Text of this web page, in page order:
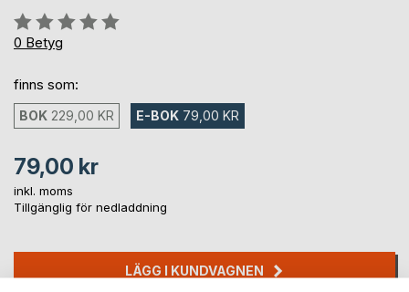
Betyg::
0%
0 Betyg
finns som:
BOK 229,00 KR E-BOK 79,00 KR
79,00 kr
inkl. moms
Tillgänglig för nedladdning
LÄGG I KUNDVAGNEN